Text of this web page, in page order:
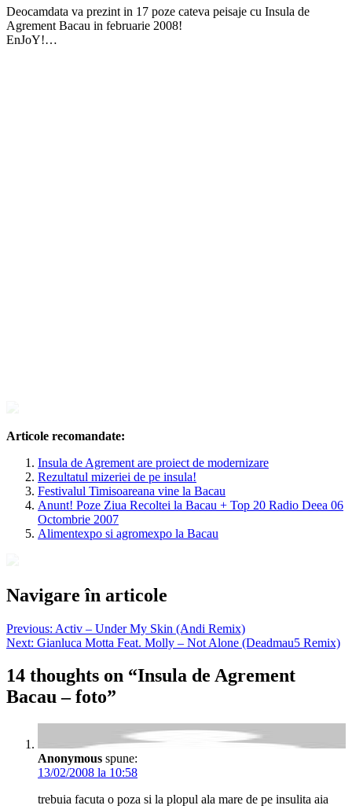
Deocamdata va prezint in 17 poze cateva peisaje cu Insula de
Agrement Bacau in februarie 2008!
EnJoY!…
Articole recomandate:
Insula de Agrement are proiect de modernizare
Rezultatul mizeriei de pe insula!
Festivalul Timisoareana vine la Bacau
Anunt! Poze Ziua Recoltei la Bacau + Top 20 Radio Deea 06
Octombrie 2007
Alimentexpo si agromexpo la Bacau
Navigare în articole
Previous: Activ – Under My Skin (Andi Remix)
Next: Gianluca Motta Feat. Molly – Not Alone (Deadmau5 Remix)
14 thoughts on “Insula de Agrement
Bacau – foto”
Anonymous spune:
13/02/2008 la 10:58
trebuia facuta o poza si la plopul ala mare de pe insulita aia